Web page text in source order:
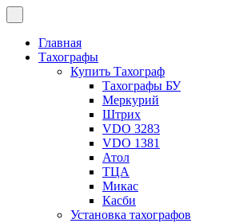
Перейти
к
содержимому
Главная
Тахографы
Купить Тахограф
Тахографы БУ
Меркурий
Штрих
VDO 3283
VDO 1381
Атол
ТЦА
Микас
Касби
Установка тахографов